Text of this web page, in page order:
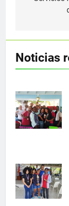
Noticias